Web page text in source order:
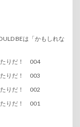
BEは「かもしれな
たりだ！ 004
たりだ！ 003
たりだ！ 002
たりだ！ 001